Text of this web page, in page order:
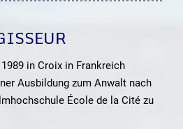
in Croix in Frankreich
Ausbildung zum Anwalt nach
École de la Cité zu